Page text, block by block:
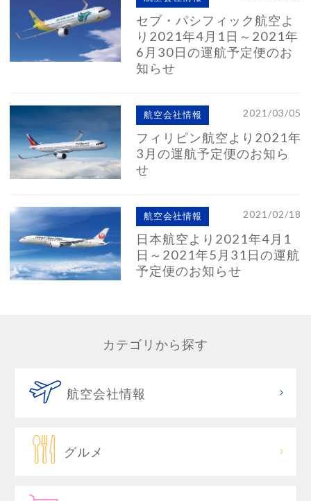
セブ・パシフィック航空よ
り2021年4月1日～2021年
6月30日の運航予定便のお
知らせ
航空会社情報 2021/03/05
フィリピン航空より2021年
3月の運航予定便のお知ら
せ
航空会社情報 2021/02/18
日本航空より2021年4月1
日～2021年5月31日の運航
予定便のお知らせ
カテゴリから探す
航空会社情報
グルメ